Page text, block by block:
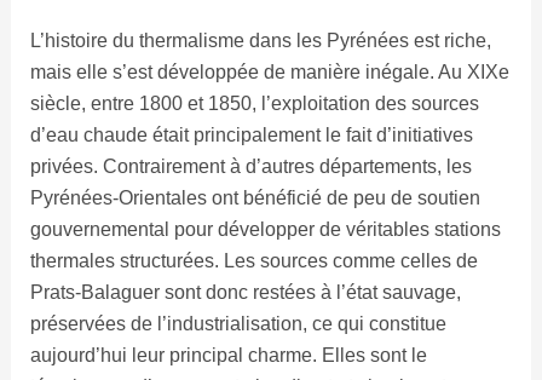
L’histoire du thermalisme dans les Pyrénées est riche,
mais elle s’est développée de manière inégale. Au XIXe
siècle, entre 1800 et 1850, l’exploitation des sources
d’eau chaude était principalement le fait d’initiatives
privées. Contrairement à d’autres départements, les
Pyrénées-Orientales ont bénéficié de peu de soutien
gouvernemental pour développer de véritables stations
thermales structurées. Les sources comme celles de
Prats-Balaguer sont donc restées à l’état sauvage,
préservées de l’industrialisation, ce qui constitue
aujourd’hui leur principal charme. Elles sont le